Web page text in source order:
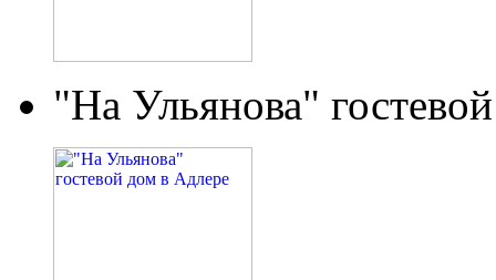
"На Ульянова"